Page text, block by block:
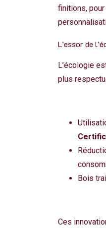
finitions,
L’essor de
L’écologie
plus
Bois
Ces